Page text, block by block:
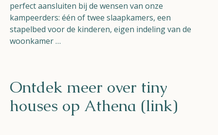
perfect aansluiten bij de wensen van onze
kampeerders: één of twee slaapkamers, een
stapelbed voor de kinderen, eigen indeling van de
woonkamer …
Ontdek meer over tiny
houses op Athena (link)